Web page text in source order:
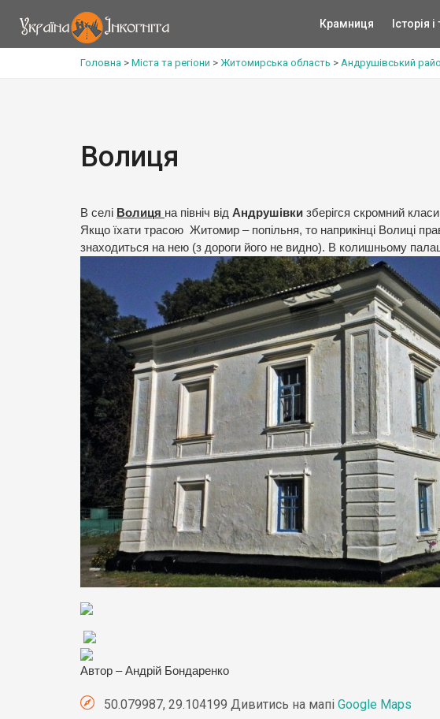
Крамниця Історія
Головна > Міста та регіони > Житомирська область > Андрушівський
Волиця
В селі Волиця на північ від Андрушівки зберігся скромний
Якщо їхати трасою Житомир – попільня, то наприкінці Волиці
знаходиться на нею (з дороги його не видно). В колишньому
Автор – Андрій Бондаренко
50.079987, 29.104199 Дивитись на мапі Google Maps